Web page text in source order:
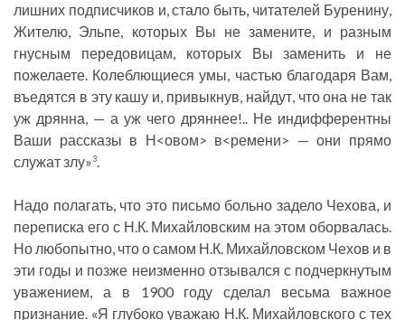
лишних подписчиков и, стало быть, читателей Буренину,
Жителю, Эльпе, которых Вы не замените, и разным
гнусным передовицам, которых Вы заменить и не
пожелаете. Колеблющиеся умы, частью благодаря Вам,
въедятся в эту кашу и, привыкнув, найдут, что она не так
уж дрянна, — а уж чего дряннее!.. Не индифферентны
Ваши рассказы в Н<овом> в<ремени> — они прямо
служат злу»3.
Надо полагать, что это письмо больно задело Чехова, и
переписка его с Н.К. Михайловским на этом оборвалась.
Но любопытно, что о самом Н.К. Михайловском Чехов и в
эти годы и позже неизменно отзывался с подчеркнутым
уважением, а в 1900 году сделал весьма важное
признание. «Я глубоко уважаю Н.К. Михайловского с тех